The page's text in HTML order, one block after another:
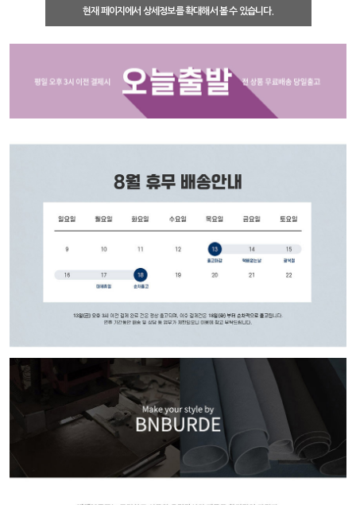
현재 페이지에서 상세정보를 확대해서 볼 수 있습니다.